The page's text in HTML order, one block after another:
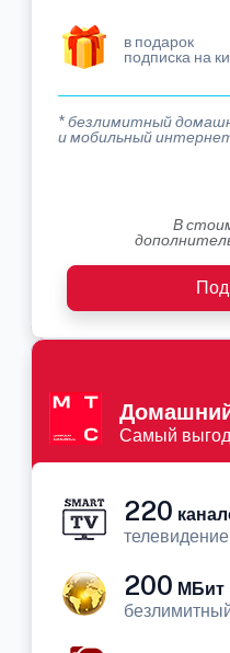
в подарок
подписка на
* безлимитный
и мобильный
В
Самый
220
телевидение
200 МБит